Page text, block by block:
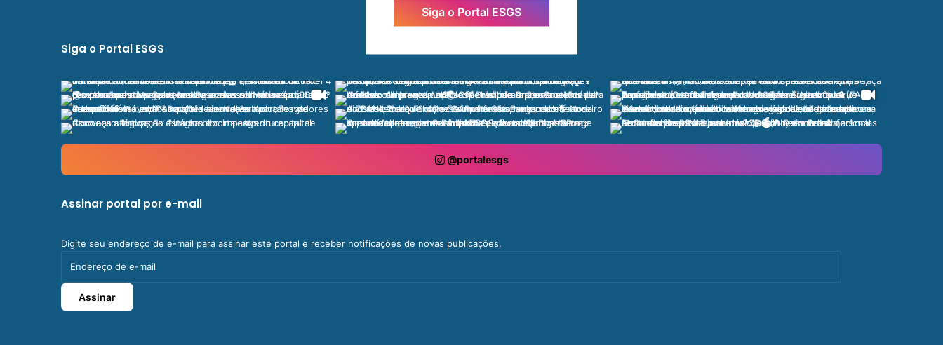
Siga o Portal ESGS
Siga o Portal ESGS
@portalesgs
Assinar portal por e-mail
Digite seu endereço de e-mail para assinar este portal e receber notificações de novas publicações.
de
e-
mail
Assinar